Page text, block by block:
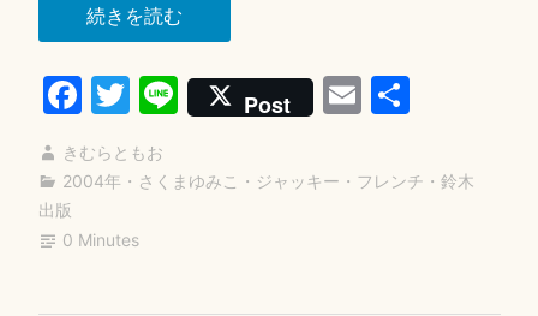
続きを読む“ヒ
ッ
ト
ラ
の
Fa
ce
bo
T
wi
tte
Li
ne
Post E
ail
共
きむらともお
2004年 ・ さくまゆみこ ・ ジャッキー・フレンチ ・ 鈴木
出版
0 Minutes